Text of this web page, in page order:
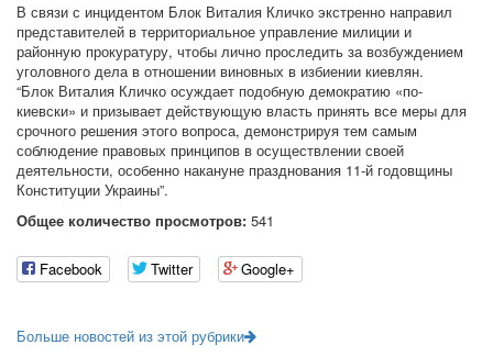
В связи с инцидентом Блок Виталия Кличко экстренно направил
представителей в территориальное управление милиции и
районную прокуратуру, чтобы лично проследить за возбуждением
уголовного дела в отношении виновных в избиении киевлян.
“Блок Виталия Кличко осуждает подобную демократию «по-
киевски» и призывает действующую власть принять все меры для
срочного решения этого вопроса, демонстрируя тем самым
соблюдение правовых принципов в осуществлении своей
деятельности, особенно накануне празднования 11-й годовщины
Конституции Украины”.
Общее количество просмотров: 541
Facebook Twitter Google+
Больше новостей из этой рубрики